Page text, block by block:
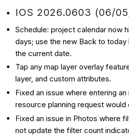
IOS 2026.0603 (06/
Schedule: project calendar now
days; use the new Back to
the current date.
Tap any map layer overlay
layer, and custom attributes.
Fixed an issue where entering an
resource planning request
Fixed an issue in Photos where
not update the filter count